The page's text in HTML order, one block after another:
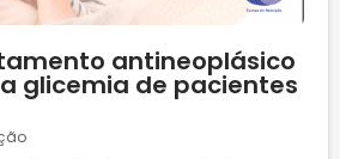
antineoplásico
glicemia de pacientes